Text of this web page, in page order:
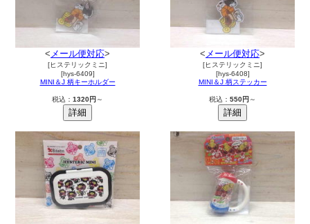
< メール便対応>
[ヒステリックミニ]
[hys-6409]
MINI＆J 柄キーホルダー
税込： 1320円 ～
< メール便対応>
[ヒステリックミニ]
[hys-6408]
MINI＆J 柄ステッカー
税込： 550円 ～